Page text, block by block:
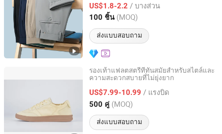
US$1.8-2.2 / บางส่วน
100 ชิ้น (MOQ)
ส่งแบบสอบถาม
Guangdong, China อัตราจาก 2026
รองเท้าแฟลตสตรีที่ทันสมัยสำหรับสไตล์และ
ความสะดวกสบายที่ไม่ยุ่งยาก
US$7.99-10.99 / แรงบิด
500 คู่ (MOQ)
ส่งแบบสอบถาม
Xiamen Mango Fashion Shoes Trade Co., Ltd
Fujian, China อัตราจาก 2021